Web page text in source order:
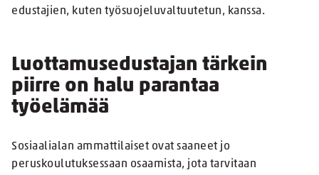
edustajien, kuten työsuojeluvaltuutetun, kanssa.
Luottamusedustajan tärkein
piirre on halu parantaa
työelämää
Sosiaalialan ammattilaiset ovat saaneet jo
peruskoulutuksessaan osaamista, jota tarvitaan